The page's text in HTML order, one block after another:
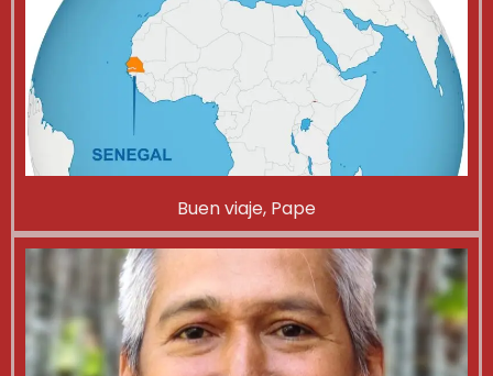
Buen viaje, Pape